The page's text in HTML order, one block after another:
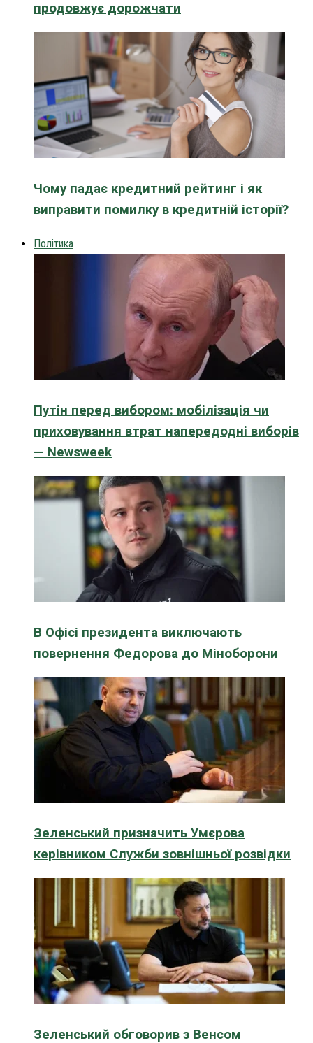
продовжує дорожчати
Чому падає кредитний рейтинг і як
виправити помилку в кредитній історії?
Політика
Путін перед вибором: мобілізація чи
приховування втрат напередодні виборів
— Newsweek
В Офісі президента виключають
повернення Федорова до Міноборони
Зеленський призначить Умєрова
керівником Служби зовнішньої розвідки
Зеленський обговорив з Венсом